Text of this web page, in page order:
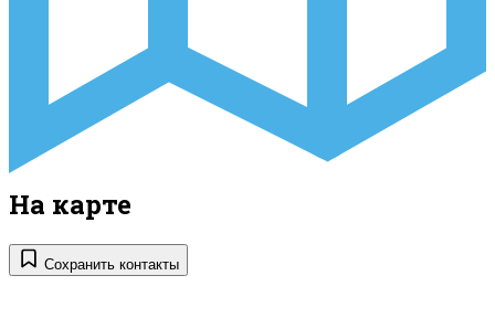
На карте
Сохранить контакты